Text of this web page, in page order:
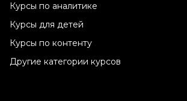
Курсы по аналитике
Курсы для детей
Курсы по контенту
Другие категории курсов